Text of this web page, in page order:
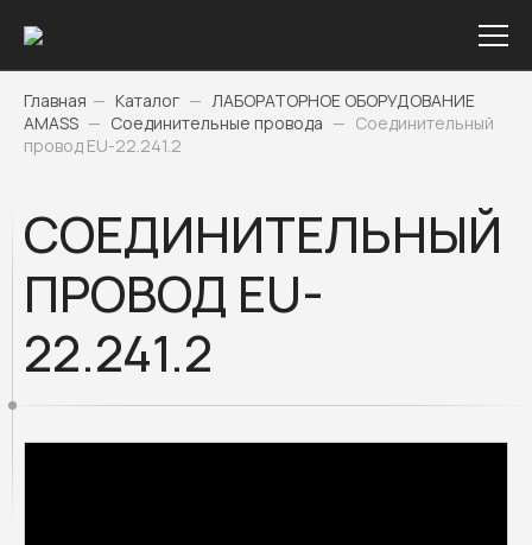
Главная — Каталог — ЛАБОРАТОРНОЕ ОБОРУДОВАНИЕ
AMASS — Соединительные провода — Соединительный
провод EU-22.241.2
СОЕДИНИТЕЛЬНЫЙ
ПРОВОД EU-
22.241.2